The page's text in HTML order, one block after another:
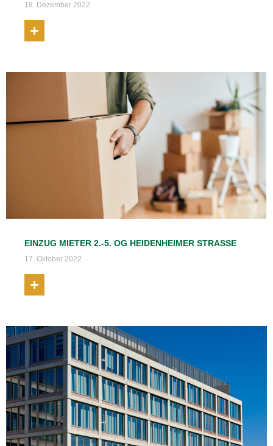
18. Dezember 2022
EINZUG MIETER 2.-5. OG HEIDENHEIMER STRASSE
17. Oktober 2022